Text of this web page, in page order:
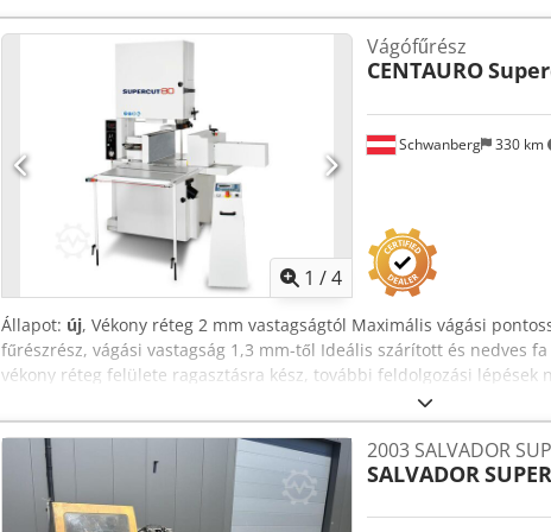
PLN Nettó ár: 5 930 EUR (4,2 EUR árfolyamon számítva) (Az árak
1 /4
Schwanberg 330 km
Vágófűrész
CENTAURO
Állapot: új, Vékony réteg 2 mm vastagságtól Maximális vágási
fűrészrész, vágási vastagság 1,3 mm-től Ideális szárított és nedves
vékony réteg felülete ragasztásra kész, további feldolgozási lépések
elektronikus vezérlés A szőnyeg két programozható sebessége (0-
és a penge élettartamának megőrzéséért Optikai érzékelő a vágási
megkezdéséhez. A „Flexam” öv adagolása a legjobb
magasságban, a kinyitáshoz / záráshoz, hogy a munkadarabra a
adagolás és vágás közben. A penge Oleo-pneumatikus feszítése a
'Chaco' 'felső és alsó pengevezetők, amelyek garantálják a legjobb
2003 SALVADOR
SALVADOR